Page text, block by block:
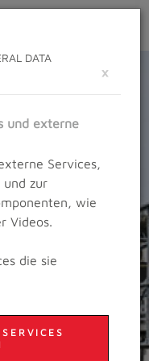
DATA
×
und externe
Services,
und zur
wie
Videos.
die sie